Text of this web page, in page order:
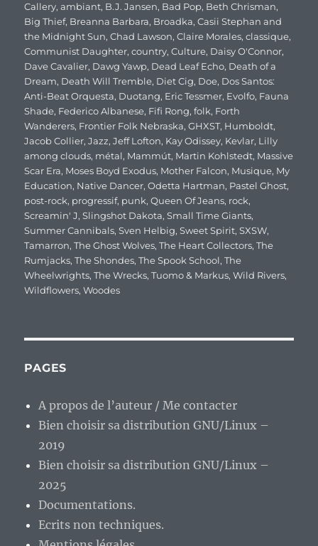
Callery,ambiant, B.J. Jansen, Bad Pop, Beth Chrisman,
Big Thief, Breanna Barbara, Broadka,Casii Stephan and
the Midnight Sun,Chad Lawson,Claire Morales,classique,
Communist Daughter,country,Culture, Daisy O'Connor,
Dave Cavalier, Dawg Yawp, Dead Leaf Echo, Death of a
Dream, Death Will Tremble, Diet Cig, Doe, Dos Santos:
Anti-Beat Orquesta, Duotang, Eric Tessmer, Evolfo, Fauna
Shade, Federico Albanese, Fifi Rong,folk, Forth
Wanderers, Frontier Folk Nebraska,GHXST, Humboldt,
Jacob Collier,Jazz,Jeff Lofton, Kay Odissey, Kevlar, Lilly
among clouds, métal, Mammút, Martin Kohlstedt, Massive
Scar Era, Moses Boyd Exodus, Mother Falcon, Musique, My
Education, Native Dancer,Odetta Hartman, Pastel Ghost,
post-rock, progressif, punk,Queen Of Jeans, rock,
Screamin' J,Slingshot Dakota,Small Time Giants,
Summer Cannibals,Sven Helbig,Sweet Spirit,SXSW,
Tamarron,The Ghost Wolves,The Heart Collectors,The
Rumjacks,The Shondes,The Spook School,The
Wheelwrights,The Wrecks,Tuomo & Markus,Wild Rivers,
Wildflowers,Woodes
PAGES
A propos de l’auteur / Me contacter
Bien choisir sa distribution GNU/Linux –
2019
Bien choisir sa distribution GNU/Linux –
2025
Documentations.
Ecrits non techniques.